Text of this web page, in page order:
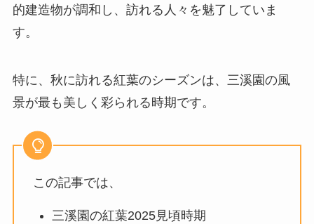
的建造物が調和し、訪れる人々を魅了していま
す。
特に、秋に訪れる紅葉のシーズンは、三溪園の風
景が最も美しく彩られる時期です。
この記事では、
三溪園の紅葉2025見頃時期